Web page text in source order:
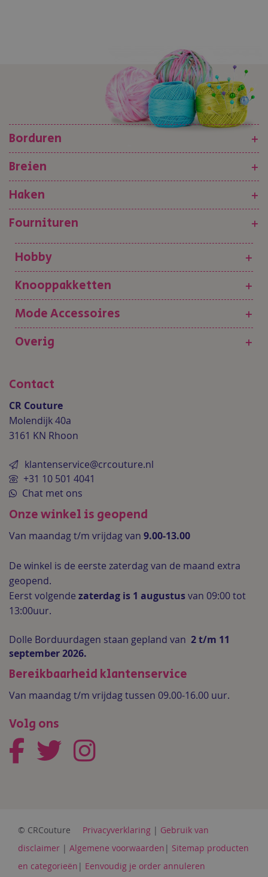
Borduren
+
Breien
+
Haken
+
Fournituren
+
Hobby
+
Knooppakketten
+
Mode Accessoires
+
Overig
+
Contact
CR Couture
Molendijk 40a
3161 KN Rhoon
klantenservice@crcouture.nl
+31 10 501 4041
Chat met ons
Onze winkel is geopend
Van maandag t/m vrijdag van 9.00-13.00
De winkel is de eerste zaterdag van de maand extra
geopend.
Eerst volgende zaterdag is 1 augustusvan 09:00 tot
13:00uur.
Dolle Borduurdagen staan gepland van 2 t/m 11
september 2026.
Bereikbaarheid klantenservice
Van maandag t/m vrijdag tussen 09.00-16.00 uur.
Volg ons
© CRCouture Privacyverklaring | Gebruik van
disclaimer | Algemene voorwaarden | Sitemap producten
en categorieën | Eenvoudig je order annuleren